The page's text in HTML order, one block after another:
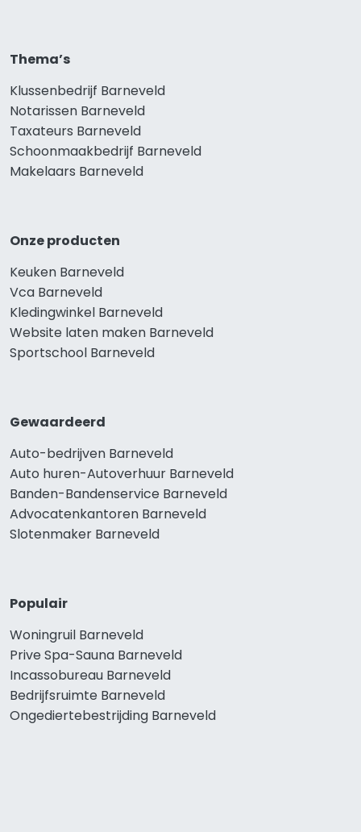
Thema’s
Klussenbedrijf Barneveld
Notarissen Barneveld
Taxateurs Barneveld
Schoonmaakbedrijf Barneveld
Makelaars Barneveld
Onze producten
Keuken Barneveld
Vca Barneveld
Kledingwinkel Barneveld
Website laten maken Barneveld
Sportschool Barneveld
Gewaardeerd
Auto-bedrijven Barneveld
Auto huren-Autoverhuur Barneveld
Banden-Bandenservice Barneveld
Advocatenkantoren Barneveld
Slotenmaker Barneveld
Populair
Woningruil Barneveld
Prive Spa-Sauna Barneveld
Incassobureau Barneveld
Bedrijfsruimte Barneveld
Ongediertebestrijding Barneveld